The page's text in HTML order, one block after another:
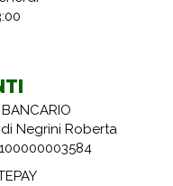
Negrini Roberta